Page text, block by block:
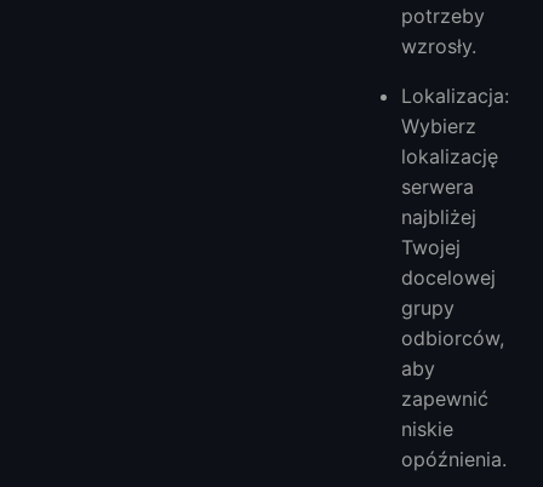
potrzeby
wzrosły.
Lokalizacja:
Wybierz
lokalizację
serwera
najbliżej
Twojej
docelowej
grupy
odbiorców,
aby
zapewnić
niskie
opóźnienia.